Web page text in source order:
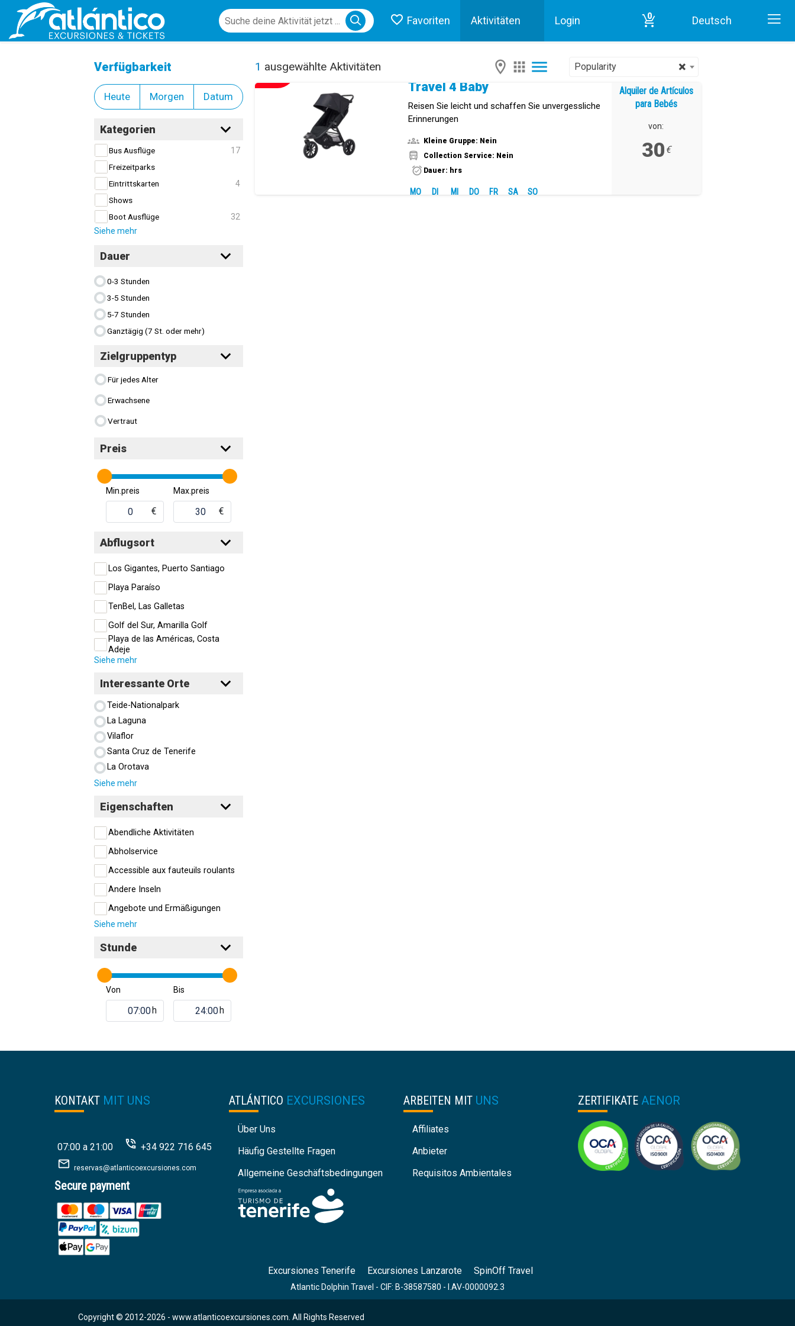
Favoriten Aktivitäten Login 0 Deutsch
Alquiler de Artículos para Bebés Start Alquiler de Artículos para Bebés in Teneriffa
Verfügbarkeit
Heute Morgen Datum
Kategorien
Bus Ausflüge
17
Freizeitparks
Eintrittskarten
4
Shows
Boot Ausflüge
32
Siehe mehr
Dauer
0-3 Stunden
3-5 Stunden
5-7 Stunden
Ganztägig (7 St. oder mehr)
Zielgruppentyp
Für jedes Alter
Erwachsene
Vertraut
Preis
Min.preis
€
Max.preis
€
Abflugsort
Los Gigantes, Puerto Santiago
Playa Paraíso
TenBel, Las Galletas
Golf del Sur, Amarilla Golf
Playa de las Américas, Costa
Adeje
Siehe mehr
Interessante Orte
Teide-Nationalpark
La Laguna
Vilaflor
Santa Cruz de Tenerife
La Orotava
Siehe mehr
Eigenschaften
Abendliche Aktivitäten
Abholservice
Accessible aux fauteuils roulants
Andere Inseln
Angebote und Ermäßigungen
Siehe mehr
Stunde
Von
h
Bis
h
Close menu
1 ausgewählte Aktivitäten ×
Popularity
Travel 4 Baby
Reisen Sie leicht und schaffen Sie unvergessliche
Erinnerungen
Kleine Gruppe: Nein
Collection Service: Nein
Dauer: hrs
MO DI MI DO FR SA SO
Alquiler de Artículos
para Bebés
von:
30 €
KONTAKT MIT UNS
07:00 a 21:00 +34 922 716 645
reservas@atlanticoexcursiones.com
Secure payment
ATLÁNTICO EXCURSIONES
Über Uns
Häufig Gestellte Fragen
Allgemeine Geschäftsbedingungen
ARBEITEN MIT UNS
Affiliates
Anbieter
Requisitos Ambientales
ZERTIFIKATE AENOR
Excursiones Tenerife Excursiones Lanzarote SpinOff Travel
Atlantic Dolphin Travel - CIF: B-38587580 - I.AV-0000092.3
Copyright © 2012-2026 - www.atlanticoexcursiones.com. All Rights Reserved